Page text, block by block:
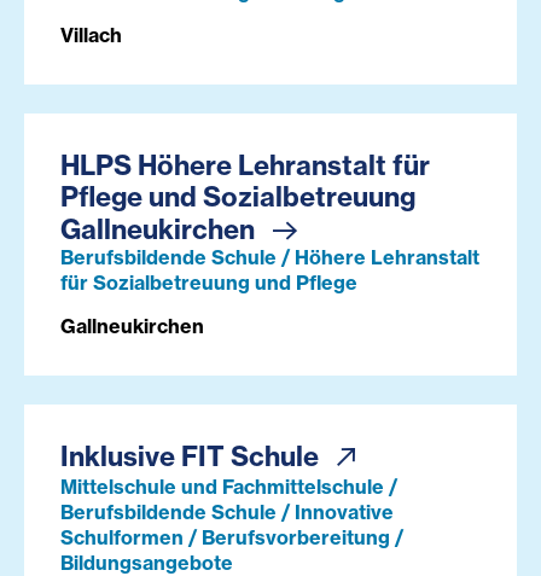
Villach
HLPS Höhere Lehranstalt für
Pflege und Sozialbetreuung
Gallneukirchen
Berufsbildende Schule / Höhere Lehranstalt
für Sozialbetreuung und Pflege
Gallneukirchen
Inklusive FIT Schule
Mittelschule und Fachmittelschule /
Berufsbildende Schule / Innovative
Schulformen / Berufsvorbereitung /
Bildungsangebote